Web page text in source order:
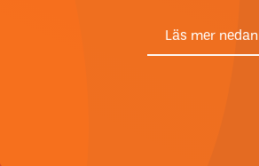
Läs mer nedan